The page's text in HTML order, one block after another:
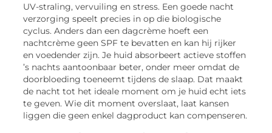
UV-straling, vervuiling en stress. Een goede nacht
verzorging speelt precies in op die biologische
cyclus. Anders dan een dagcrème hoeft een
nachtcrème geen SPF te bevatten en kan hij rijker
en voedender zijn. Je huid absorbeert actieve stoffen
’s nachts aantoonbaar beter, onder meer omdat de
doorbloeding toeneemt tijdens de slaap. Dat maakt
de nacht tot het ideale moment om je huid echt iets
te geven. Wie dit moment overslaat, laat kansen
liggen die geen enkel dagproduct kan compenseren.